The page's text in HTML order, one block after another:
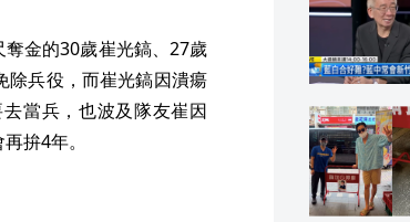
金的30歲崔光鎬、27歲
除兵役，而崔光鎬因潰瘍
當兵，也波及隊友崔因
拚4年。